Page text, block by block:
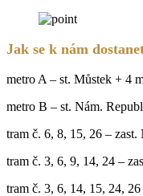
Jak se k nám
metro A – st. Můstek + 4
metro B – st. Nám.
tram č. 6, 8, 15, 26 –
tram č. 3, 6, 9, 14, 24 –
tram č. 3, 6, 14, 15, 24,